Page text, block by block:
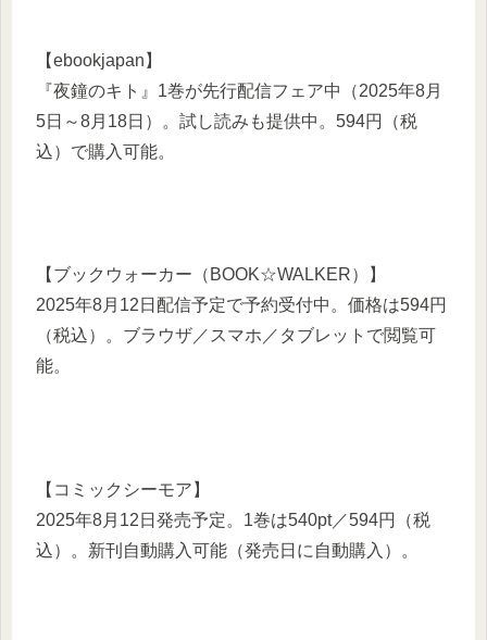
【ebookjapan】
『夜鐘のキト』1巻が先行配信フェア中（2025年8月
5日～8月18日）。試し読みも提供中。594円（税
込）で購入可能。
【ブックウォーカー（BOOK☆WALKER）】
2025年8月12日配信予定で予約受付中。価格は594円
（税込）。ブラウザ／スマホ／タブレットで閲覧可
能。
【コミックシーモア】
2025年8月12日発売予定。1巻は540pt／594円（税
込）。新刊自動購入可能（発売日に自動購入）。